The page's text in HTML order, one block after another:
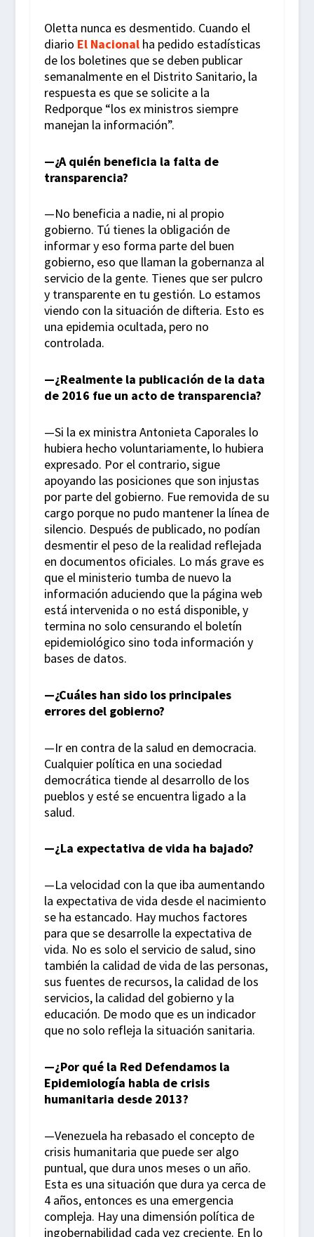
Oletta nunca es desmentido. Cuando el
diario El Nacionalha pedido estadísticas
de los boletines que se deben publicar
semanalmente en el Distrito Sanitario, la
respuesta es que se solicite a la
Redporque “los ex ministros siempre
manejan la información”.
—¿A quién beneficia la falta de
transparencia?
—No beneficia a nadie, ni al propio
gobierno. Tú tienes la obligación de
informar y eso forma parte del buen
gobierno, eso que llaman la gobernanza al
servicio de la gente. Tienes que ser pulcro
y transparente en tu gestión. Lo estamos
viendo con la situación de difteria. Esto es
una epidemia ocultada, pero no
controlada.
—¿Realmente la publicación de la data
de 2016 fue un acto de transparencia?
—Si la ex ministra Antonieta Caporales lo
hubiera hecho voluntariamente, lo hubiera
expresado. Por el contrario, sigue
apoyando las posiciones que son injustas
por parte del gobierno. Fue removida de su
cargo porque no pudo mantener la línea de
silencio. Después de publicado, no podían
desmentir el peso de la realidad reflejada
en documentos oficiales. Lo más grave es
que el ministerio tumba de nuevo la
información aduciendo que la página web
está intervenida o no está disponible, y
termina no solo censurando el boletín
epidemiológico sino toda información y
bases de datos.
—¿Cuáles han sido los principales
errores del gobierno?
—Ir en contra de la salud en democracia.
Cualquier política en una sociedad
democrática tiende al desarrollo de los
pueblos y esté se encuentra ligado a la
salud.
—¿La expectativa de vida ha bajado?
—La velocidad con la que iba aumentando
la expectativa de vida desde el nacimiento
se ha estancado. Hay muchos factores
para que se desarrolle la expectativa de
vida. No es solo el servicio de salud, sino
también la calidad de vida de las personas,
sus fuentes de recursos, la calidad de los
servicios, la calidad del gobierno y la
educación. De modo que es un indicador
que no solo refleja la situación sanitaria.
—¿Por qué la Red Defendamos la
Epidemiología habla de crisis
humanitaria desde 2013?
—Venezuela ha rebasado el concepto de
crisis humanitaria que puede ser algo
puntual, que dura unos meses o un año.
Esta es una situación que dura ya cerca de
4 años, entonces es una emergencia
compleja. Hay una dimensión política de
ingobernabilidad cada vez creciente. En lo